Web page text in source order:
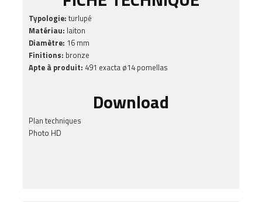
Typologie: turlupé
Matériau: laiton
Diamètre: 16 mm
Finitions: bronze
Apte à produit: 491 exacta ø14 pomellas
Download
Plan techniques
Photo HD